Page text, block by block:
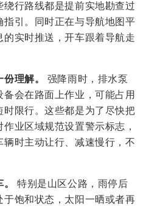
行路线都是提前实地勘查过
引。同时正在与导航地图平
实时推送，开车跟着导航走
理解。
强降雨时，排水泵
会在路面上作业，可能占用
限行。这些都是为了尽快把
业区域规范设置警示标志，
时主动让行、减速慢行，不
特别是山区公路，雨停后
饱和状态，太阳一晒或者再